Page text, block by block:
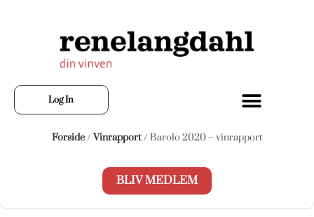
Log In
Forside/Vinrapport/ Barolo 2020 – vinrapport
BLIV MEDLEM